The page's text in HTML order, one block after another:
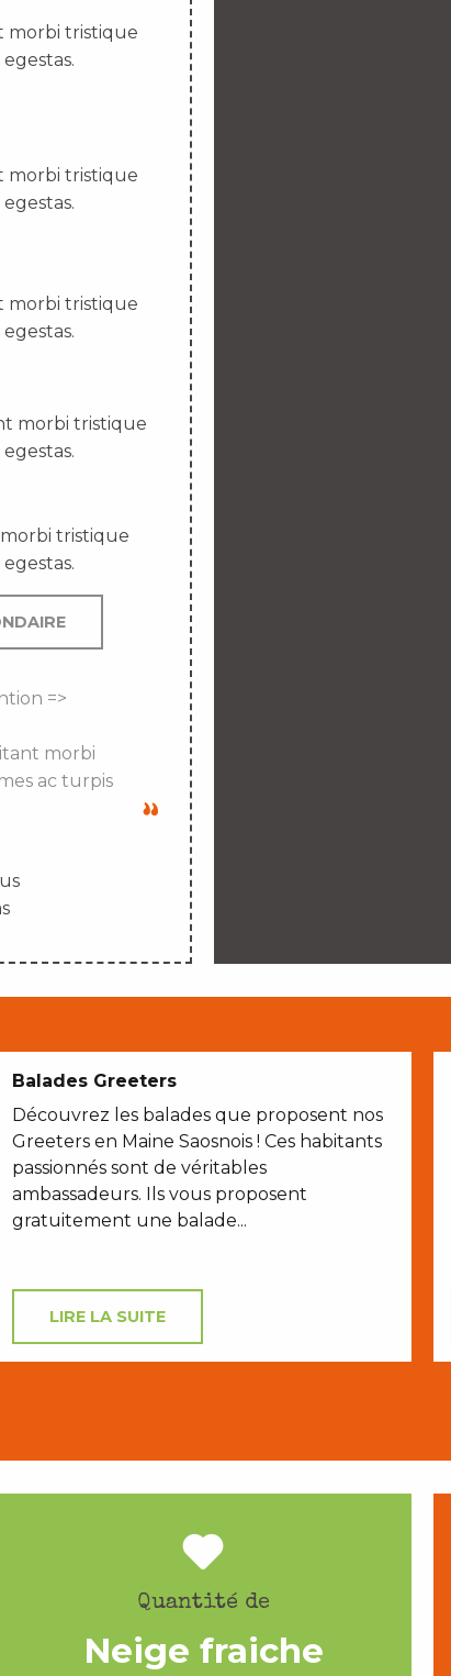
morbi tristique
morbi tristique
morbi tristique
morbi tristique
tristique
=>
morbi
ac turpis
Balades Greeters
Découvrez les balades que proposent nos
Greeters en Maine Saosnois ! Ces habitants
passionnés sont de véritables
ambassadeurs. Ils vous proposent
gratuitement une balade...
LIRE LA SUITE
Quantité de
Neige fraiche